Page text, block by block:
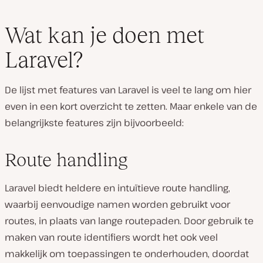
Wat kan je doen met
Laravel?
De lijst met features van Laravel is veel te lang om hier
even in een kort overzicht te zetten. Maar enkele van de
belangrijkste features zijn bijvoorbeeld:
Route handling
Laravel biedt heldere en intuïtieve route handling,
waarbij eenvoudige namen worden gebruikt voor
routes, in plaats van lange routepaden. Door gebruik te
maken van route identifiers wordt het ook veel
makkelijk om toepassingen te onderhouden, doordat